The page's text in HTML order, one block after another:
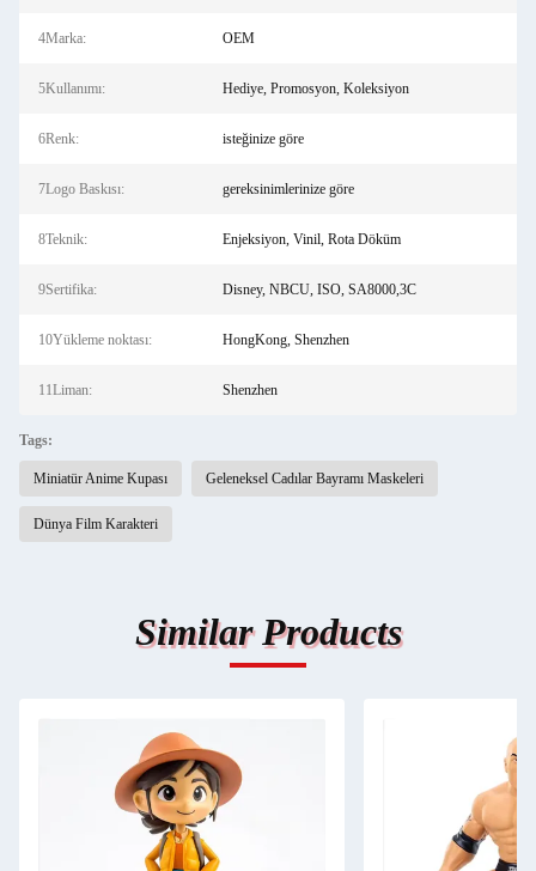
4Marka: OEM
5Kullanımı: Hediye, Promosyon, Koleksiyon
6Renk: isteğinize göre
7Logo Baskısı: gereksinimlerinize göre
8Teknik: Enjeksiyon, Vinil, Rota Döküm
9Sertifika: Disney, NBCU, ISO, SA8000,3C
10Yükleme noktası: HongKong, Shenzhen
11Liman: Shenzhen
Tags:
Miniatür Anime Kupası Geleneksel Cadılar Bayramı Maskeleri
Dünya Film Karakteri
Similar Products